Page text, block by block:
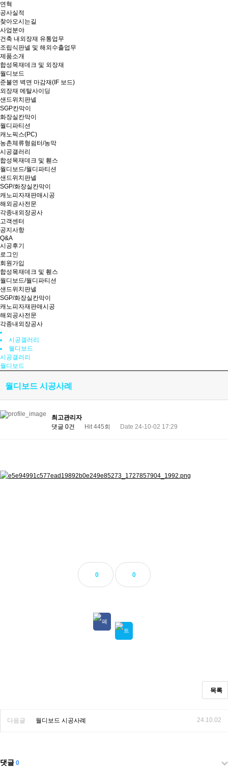
연혁
공사실적
찾아오시는길
사업분야
건축 내외장재 유통업무
조립식판넬 및 해외수출업무
제품소개
합성목재데크 및 외장재
월디보드
준불연 벽면 마감재(IF 보드)
외장재 메탈사이딩
샌드위치판넬
SGP칸막이
화장실칸막이
월디파티션
캐노픽스(PC)
농촌체류형쉼터/농막
시공갤러리
합성목재데크 및 휀스
월디보드/월디파티션
샌드위치판넬
SGP/화장실칸막이
캐노피자재판매시공
해외공사전문
각종내외장공사
고객센터
공지사항
Q&A
시공후기
로그인
회원가입
합성목재데크 및 휀스
월디보드/월디파티션
샌드위치판넬
SGP/화장실칸막이
캐노피자재판매시공
해외공사전문
각종내외장공사
시공갤러리
월디보드
시공갤러리
월디보드
월디보드 시공사례
최고관리자
댓글 0건
Hit 445회 Date 24-10-02 17:29
0 0
목록
다음글 월디보드 시공사례 24.10.02
댓글 0